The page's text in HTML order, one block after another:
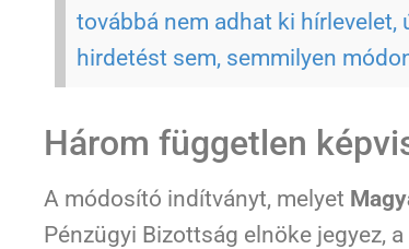
továbbá nem adhat ki
hirdetést sem, semmilyen
Három független
A módosító indítványt, melyet
Pénzügyi Bizottság elnöke jegyez,